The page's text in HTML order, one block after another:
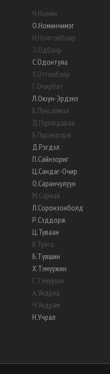
Ч.Номин
О.Номинчимэг
Н.Номтойбаяр
Э.Одбаяр
С.Одонтуяа
У.Отгонбаяр
Г.Очирбат
Л.Оюун-Эрдэнэ
Б.Пунсалмаа
Д.Пүрэвдаваа
Б.Пүрэвдорж
Д.Рэгдэл
П.Сайнзориг
Ц.Сандаг-Очир
О.Саранчулуун
М.Сарнай
Л.Соронзонболд
Р.Сэддорж
Ц.Туваан
Б.Тулга
Б.Түвшин
Х.Тэмүүжин
Г.Тэмүүлэн
А.Ундраа
Ч.Ундрам
Н.Учрал